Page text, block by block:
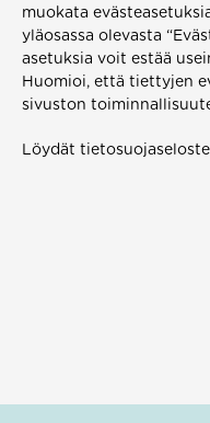
muokata
yläosassa olevasta
asetuksia voit estää
Huomioi, että tiettyjen
sivuston
Löydät